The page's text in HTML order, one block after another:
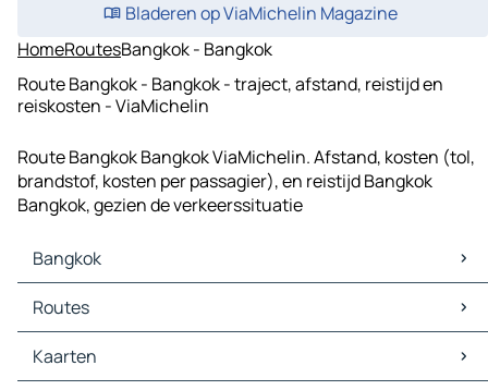
Bladeren op ViaMichelin Magazine
HomeRoutesBangkok - Bangkok
Route Bangkok - Bangkok - traject, afstand, reistijd en
reiskosten - ViaMichelin
Route Bangkok Bangkok ViaMichelin. Afstand, kosten (tol,
brandstof, kosten per passagier), en reistijd Bangkok
Bangkok, gezien de verkeerssituatie
Bangkok
Bangkok Kaarten
Bangkok Verkeer
Bangkok Hotels
Bangkok Restaurants
Routes
Routes Bangkok - Nonthaburi
Routes Bangkok - Nakhon Ratchasima
Kaarten